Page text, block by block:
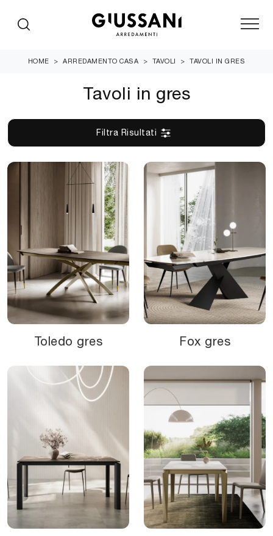
HOME > ARREDAMENTO CASA > TAVOLI > TAVOLI IN GRES
Tavoli in gres
Filtra Risultati
Toledo gres Fox gres